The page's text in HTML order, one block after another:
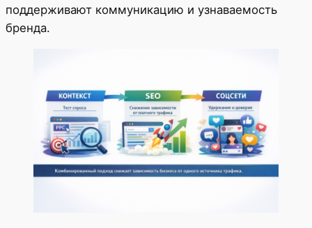
поддерживают коммуникацию и узнаваемость
бренда.